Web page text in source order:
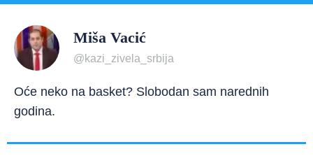
Miša Vacić
@kazi_zivela_srbija
Oće neko na basket? Slobodan sam narednih
godina.